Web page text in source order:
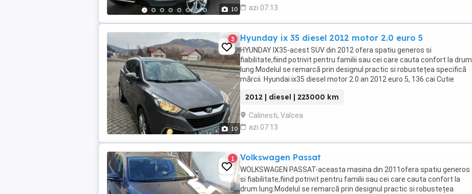
10
azi 07:13
10
3 Hyunday ix 35 diesel 2012 motor 2.0 euro 5
HYUNDAY IX35-acest SUV din 2012 ofera spatiu generos si
fiabilitate,fiind potrivit pentru familii sau cei care cauta confort la drum
lung.Modelul se remarcă prin designul practic si robustețea specifică
mărcii. Hyundai ix35 diesel motor 2.0 an 2012 euro 5, 136 cai Cutie
2012 | diesel | 223000 km
Calinesti, Valcea
azi 07:13
1 Volkswagen Passat
WOLKSWAGEN PASSAT-aceasta masina din 2011ofera spatiu generos
si fiabilitate,fiind potrivit pentru familii sau cei care cauta confort la
drum lung.Modelul se remarcă prin designul practic si robustețea